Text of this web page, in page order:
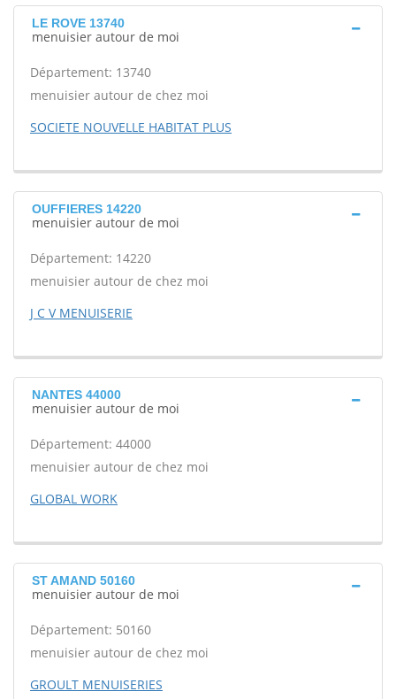
LE ROVE 13740
menuisier autour de moi
Département: 13740
menuisier autour de chez moi
SOCIETE NOUVELLE HABITAT PLUS
OUFFIERES 14220
menuisier autour de moi
Département: 14220
menuisier autour de chez moi
J C V MENUISERIE
NANTES 44000
menuisier autour de moi
Département: 44000
menuisier autour de chez moi
GLOBAL WORK
ST AMAND 50160
menuisier autour de moi
Département: 50160
menuisier autour de chez moi
GROULT MENUISERIES